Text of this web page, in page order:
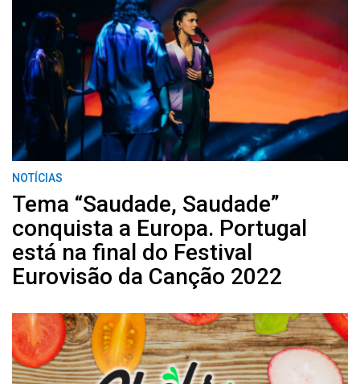
NOTÍCIAS
Tema “Saudade, Saudade”
conquista a Europa. Portugal
está na final do Festival
Eurovisão da Canção 2022